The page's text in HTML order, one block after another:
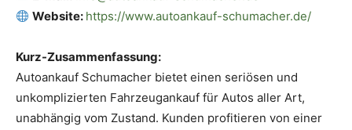
Website: https://www.autoankauf-schumacher.de/
Kurz-Zusammenfassung:
Autoankauf Schumacher bietet einen seriösen und
unkomplizierten Fahrzeugankauf für Autos aller Art,
unabhängig vom Zustand. Kunden profitieren von einer